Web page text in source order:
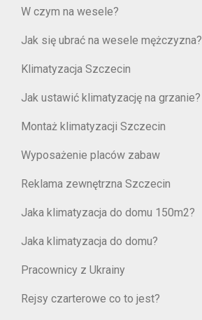
W czym na wesele?
Jak się ubrać na wesele mężczyzna?
Klimatyzacja Szczecin
Jak ustawić klimatyzację na grzanie?
Montaż klimatyzacji Szczecin
Wyposażenie placów zabaw
Reklama zewnętrzna Szczecin
Jaka klimatyzacja do domu 150m2?
Jaka klimatyzacja do domu?
Pracownicy z Ukrainy
Rejsy czarterowe co to jest?